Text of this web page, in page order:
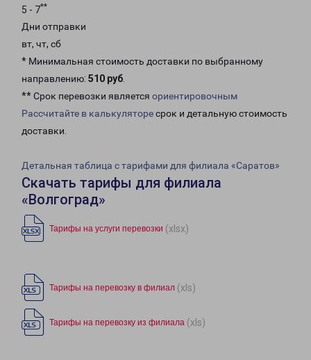
5 - 7**
Дни отправки
вт, чт, сб
* Минимальная стоимость доставки по выбранному
направлению: 510 руб.
** Срок перевозки является ориентировочным
Рассчитайте в калькуляторесрок и детальную стоимость
доставки.
Детальная таблица с тарифами для филиала «Саратов»
Скачать тарифы для филиала
«Волгоград»
Тарифы на услуги перевозки (xlsx)
Тарифы на перевозку в филиал (xls)
Тарифы на перевозку из филиала (xls)